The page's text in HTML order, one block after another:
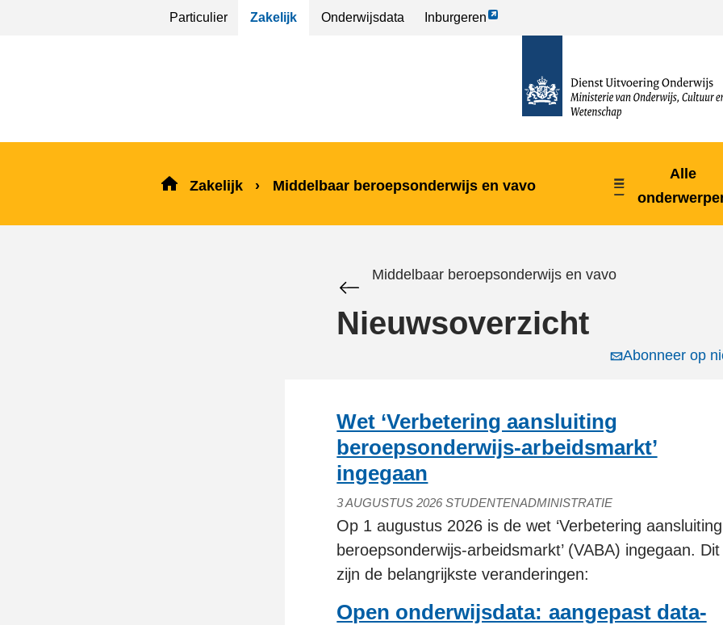
Particulier Zakelijk Onderwijsdata Inburgeren
Link
homepage
Zakelijk Middelbaar beroepsonderwijs en vavo
Alle
Middelbaar beroepsonderwijs en vavo
Nieuwsoverzicht
Abonneer op
Wet ‘Verbetering aansluiting
beroepsonderwijs-arbeidsmarkt’
ingegaan
3 AUGUSTUS 2026 STUDENTENADMINISTRATIE
Op 1 augustus 2026 is de wet ‘Verbetering aansluiting
beroepsonderwijs-arbeidsmarkt’ (VABA) ingegaan. Dit
zijn de belangrijkste veranderingen:
Open onderwijsdata: aangepast data-